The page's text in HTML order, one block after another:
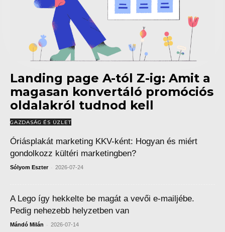
Landing page A-tól Z-ig: Amit a
magasan konvertáló promóciós
oldalakról tudnod kell
GAZDASÁG ÉS ÜZLET
Óriásplakát marketing KKV-ként: Hogyan és miért
gondolkozz kültéri marketingben?
Sólyom Eszter 2026-07-24
A Lego így hekkelte be magát a vevői e-mailjébe.
Pedig nehezebb helyzetben van
Mándó Milán 2026-07-14